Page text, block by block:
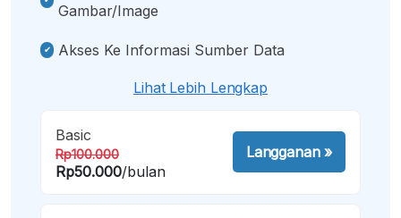
Gambar/image
Akses Ke Informasi Sumber Data
Lihat Lebih Lengkap
Basic
Rp100.000
Rp50.000/bulan
Langganan»